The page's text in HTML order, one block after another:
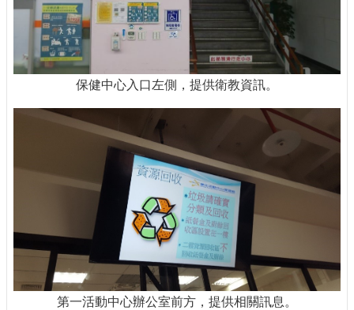
保健中心入口左側，提供衛教資訊。
第一活動中心辦公室前方，提供相關訊息。